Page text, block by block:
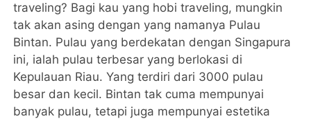
traveling? Bagi kau yang hobi traveling, mungkin
tak akan asing dengan yang namanya Pulau
Bintan. Pulau yang berdekatan dengan Singapura
ini, ialah pulau terbesar yang berlokasi di
Kepulauan Riau. Yang terdiri dari 3000 pulau
besar dan kecil. Bintan tak cuma mempunyai
banyak pulau, tetapi juga mempunyai estetika